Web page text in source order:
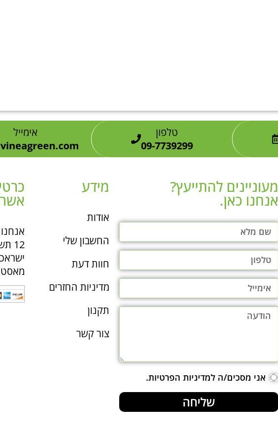
טלפון
09-7739299
אימייל
מעוניינים להתייעץ?
אנחנו כאן.​
אני מסכים/ה למדיניות הפרטיות.
שליחה
מידע
אודות
החשבון שלי
חוות דעת
מדיניות החזרים
תקנון
צור קשר
12